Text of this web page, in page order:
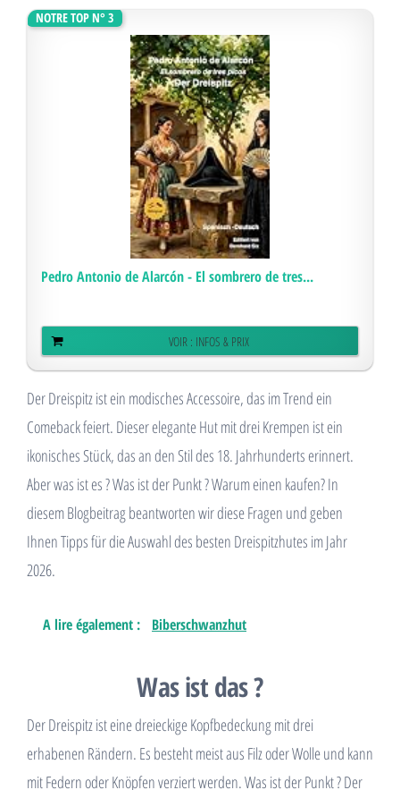
NOTRE TOP N° 3
Pedro Antonio de Alarcón - El sombrero de tres...
VOIR : INFOS & PRIX
Der Dreispitz ist ein modisches Accessoire, das im Trend ein
Comeback feiert. Dieser elegante Hut mit drei Krempen ist ein
ikonisches Stück, das an den Stil des 18. Jahrhunderts erinnert.
Aber was ist es ? Was ist der Punkt ? Warum einen kaufen? In
diesem Blogbeitrag beantworten wir diese Fragen und geben
Ihnen Tipps für die Auswahl des besten Dreispitzhutes im Jahr
2026.
A lire également : Biberschwanzhut
Was ist das ?
Der Dreispitz ist eine dreieckige Kopfbedeckung mit drei
erhabenen Rändern. Es besteht meist aus Filz oder Wolle und kann
mit Federn oder Knöpfen verziert werden. Was ist der Punkt ? Der